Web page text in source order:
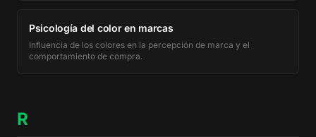
Psicología del color en marcas
Influencia de los colores en la percepción de marca y el
comportamiento de compra.
R